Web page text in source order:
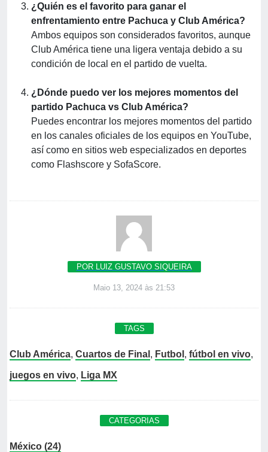
¿Quién es el favorito para ganar el
enfrentamiento entre Pachuca y Club América?
Ambos equipos son considerados favoritos, aunque
Club América tiene una ligera ventaja debido a su
condición de local en el partido de vuelta.
¿Dónde puedo ver los mejores momentos del
partido Pachuca vs Club América?
Puedes encontrar los mejores momentos del partido
en los canales oficiales de los equipos en YouTube,
así como en sitios web especializados en deportes
como Flashscore y SofaScore.
POR LUIZ GUSTAVO SIQUEIRA
Maio 13, 2024 às 21:53
TAGS
Club América, Cuartos de Final , Futbol , fútbol en vivo,
juegos en vivo, Liga MX
CATEGORIAS
México (24)